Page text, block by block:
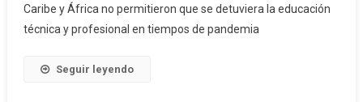
Caribe y África no permitieron que se detuviera la educación
técnica y profesional en tiempos de pandemia
Seguir leyendo